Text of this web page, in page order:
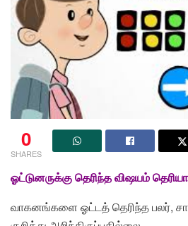
0
SHARES
ஓட்டுனருக்கு தெரிந்த விஷயம்
வாகனங்களை ஓட்டத் தெரிந்த பலர்,